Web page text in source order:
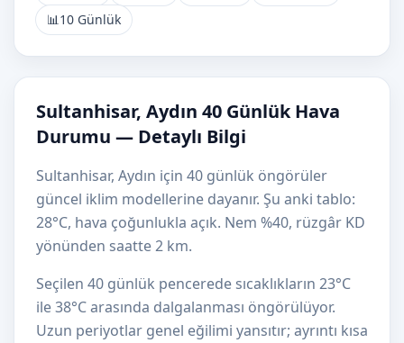
📊10 Günlük
Sultanhisar, Aydın 40 Günlük Hava
Durumu — Detaylı Bilgi
Sultanhisar, Aydın için 40 günlük öngörüler
güncel iklim modellerine dayanır. Şu anki tablo:
28°C, hava çoğunlukla açık. Nem %40, rüzgâr KD
yönünden saatte 2 km.
Seçilen 40 günlük pencerede sıcaklıkların 23°C
ile 38°C arasında dalgalanması öngörülüyor.
Uzun periyotlar genel eğilimi yansıtır; ayrıntı kısa